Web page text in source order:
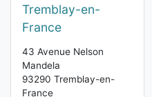
Tremblay-en-
France
43 Avenue Nelson
Mandela
93290 Tremblay-en-
France